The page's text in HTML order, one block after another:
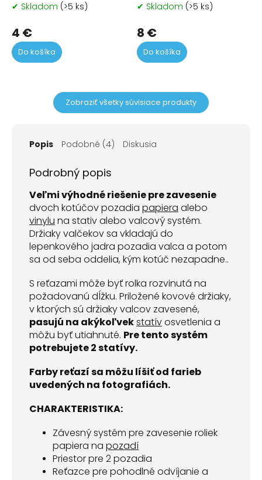
Priemerné
produktu
✔ Skladom (>5 ks)
4 €
Do košíka
✔ Skladom (>5 ks)
8 €
Do košíka
Zobraziť všetky súvisiace produkty
Popis Podobné (4) Diskusia
Podrobný popis
Veľmi výhodné riešenie pre zavesenie
dvoch kotúčov pozadia papiera alebo
vinylu na stativ alebo valcový systém.
Držiaky valčekov sa vkladajú do
lepenkového jadra pozadia valca a potom
sa od seba oddelia, kým kotúč nezapadne..
S reťazami môže byť rolka rozvinutá na
požadovanú dĺžku. Priložené kovové držiaky,
v ktorých sú držiaky valcov zavesené,
pasujú na akýkoľvekstatívosvetlenia a
môžu byť utiahnuté. Pre tento systém
potrebujete 2 statívy.
Farby reťazí sa môžu líšiť od farieb
uvedených na fotografiách.
CHARAKTERISTIKA:
Závesný systém pre zavesenie roliek
papiera na pozadí
Priestor pre 2 pozadia
Reťazce pre pohodlné odvíjanie a